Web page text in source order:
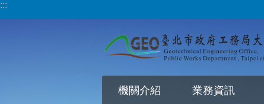
跳到主要內容區塊
:::
機關介紹 業務資訊